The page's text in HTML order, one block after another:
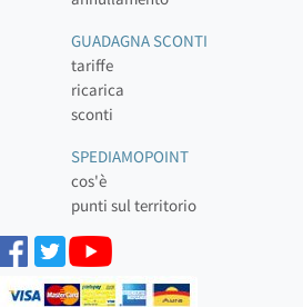
GUADAGNA SCONTI
tariffe
ricarica
sconti
SPEDIAMOPOINT
cos'è
punti sul territorio